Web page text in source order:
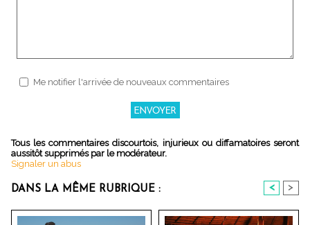
Me notifier l'arrivée de nouveaux commentaires
Tous les commentaires discourtois, injurieux ou diffamatoires seront
aussitôt supprimés par le modérateur.
Signaler un abus
DANS LA MÊME RUBRIQUE : < >